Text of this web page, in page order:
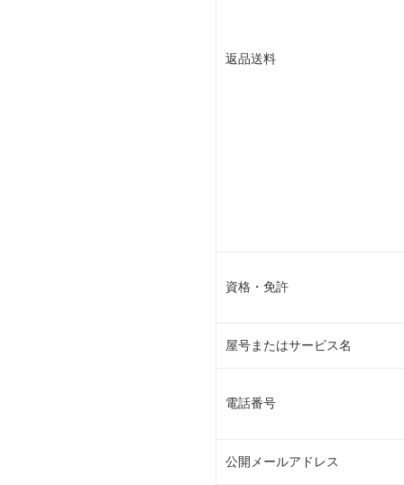
返品送料
資格・免許
屋号またはサービス名
電話番号
公開メールアドレス